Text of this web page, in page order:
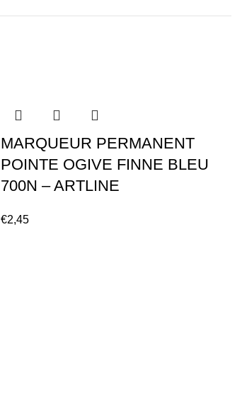
MARQUEUR PERMANENT
POINTE OGIVE FINNE BLEU
700N – ARTLINE
€2,45